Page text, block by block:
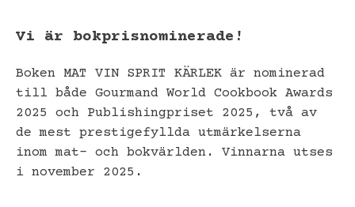
Vi är bokprisnominerade!
Boken MAT VIN SPRIT KÄRLEK är nominerad
till både Gourmand World Cookbook Awards
2025 och Publishingpriset 2025, två av
de mest prestigefyllda utmärkelserna
inom mat- och bokvärlden. Vinnarna utses
i november 2025.